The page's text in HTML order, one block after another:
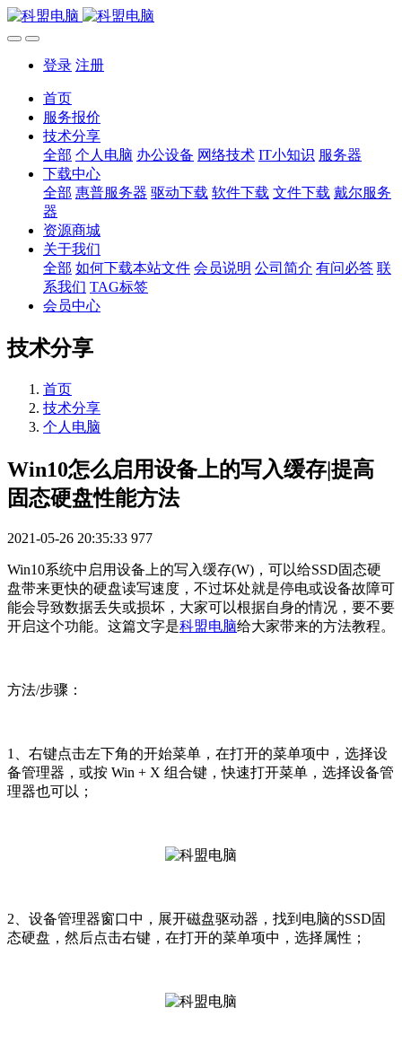
登录 注册
首页
服务报价
技术分享
全部 个人电脑 办公设备 网络技术 IT小知识 服务器
下载中心
全部 惠普服务器 驱动下载 软件下载 文件下载 戴尔服务
器
资源商城
关于我们
全部 如何下载本站文件 会员说明 公司简介 有问必答 联
系我们 TAG标签
会员中心
技术分享
首页
技术分享
个人电脑
Win10怎么启用设备上的写入缓存|提高
固态硬盘性能方法
2021-05-26 20:35:33 977
Win10系统中启用设备上的写入缓存(W)，可以给SSD固态硬
盘带来更快的硬盘读写速度，不过坏处就是停电或设备故障可
能会导致数据丢失或损坏，大家可以根据自身的情况，要不要
开启这个功能。这篇文字是科盟电脑给大家带来的方法教程。
方法/步骤：
1、右键点击左下角的开始菜单，在打开的菜单项中，选择设
备管理器，或按 Win + X 组合键，快速打开菜单，选择设备管
理器也可以；
2、设备管理器窗口中，展开磁盘驱动器，找到电脑的SSD固
态硬盘，然后点击右键，在打开的菜单项中，选择属性；